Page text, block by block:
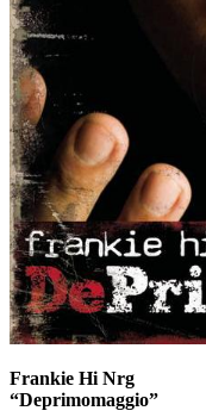
Frankie Hi Nrg
“Deprimomaggio”